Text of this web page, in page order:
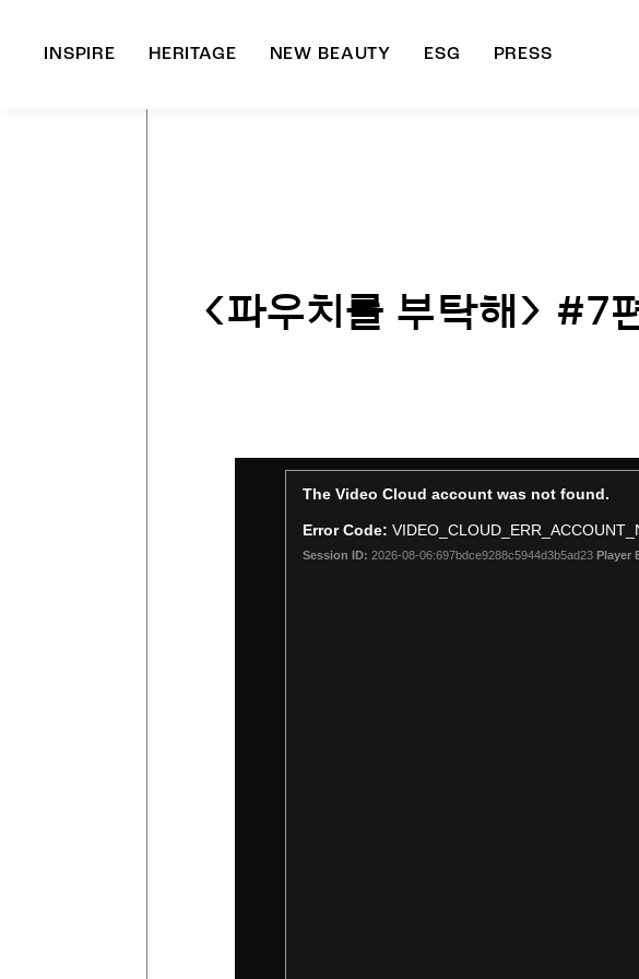
INSPIRE HERITAGE NEW BEAUTY ESG PRESS
<파우치를 부탁해> #7